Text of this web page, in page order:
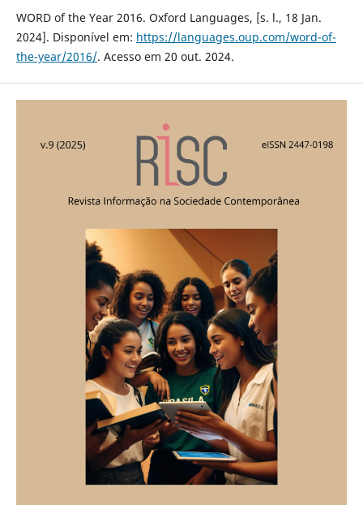
WORD of the Year 2016. Oxford Languages, [s. l., 18 Jan.
2024]. Disponível em: https://languages.oup.com/word-of-
the-year/2016/. Acesso em 20 out. 2024.